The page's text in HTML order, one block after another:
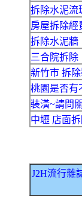
拆除水泥流
房屋拆除經
拆除水泥牆
三合院拆除
新竹市 拆
桃園是否有
裝潢~請問
中壢 店面
J2H流行雜